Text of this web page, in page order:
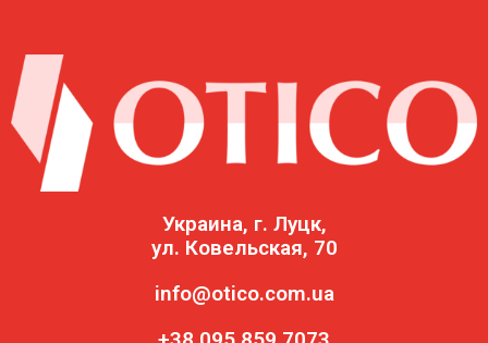
Украина, г. Луцк,
ул. Ковельская, 70
info@otico.com.ua